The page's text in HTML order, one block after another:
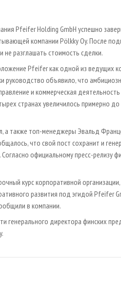
Pfeifer Holding GmbH успешно
компании Pölkky Oy. После
разглашать стоимость сделки.
Pfeifer как одной из ведущих
объявило, что
и коммерческая
странах увеличилось примерно
а также топ-менеджеры Эвальд
что свой пост сохранит и
официальному пресс-релизу
курс корпоративной
развития под эгидой Pfeifer
в компании.
генерального директора финских